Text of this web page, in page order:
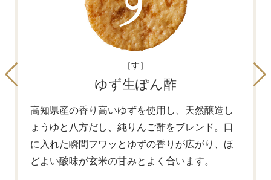
［す］
ゆず生ぽん酢
高知県産の香り高いゆずを使用し、天然醸造し
ょうゆと八方だし、純りんご酢をブレンド。口
に入れた瞬間フワッとゆずの香りが広がり、ほ
どよい酸味が玄米の甘みとよく合います。